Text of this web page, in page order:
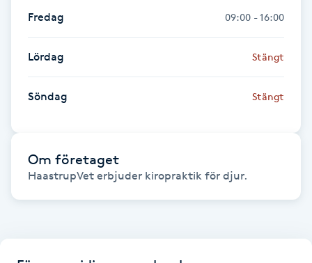
Friskvårdsmassage
Frisör
Funktionsanalys
Färgning
Föning
G
Fredag 09:00 - 16:00
Lördag Stängt
Söndag Stängt
Om företaget
HaastrupVet erbjuder kiropraktik för djur.